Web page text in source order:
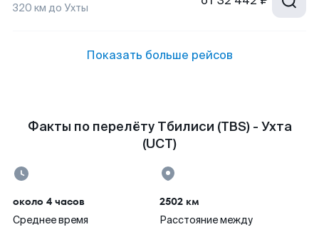
320 км до Ухты
Показать больше рейсов
Факты по перелёту Тбилиси (TBS) - Ухта
(UCT)
около 4 часов
Среднее время
2502 км
Расстояние между